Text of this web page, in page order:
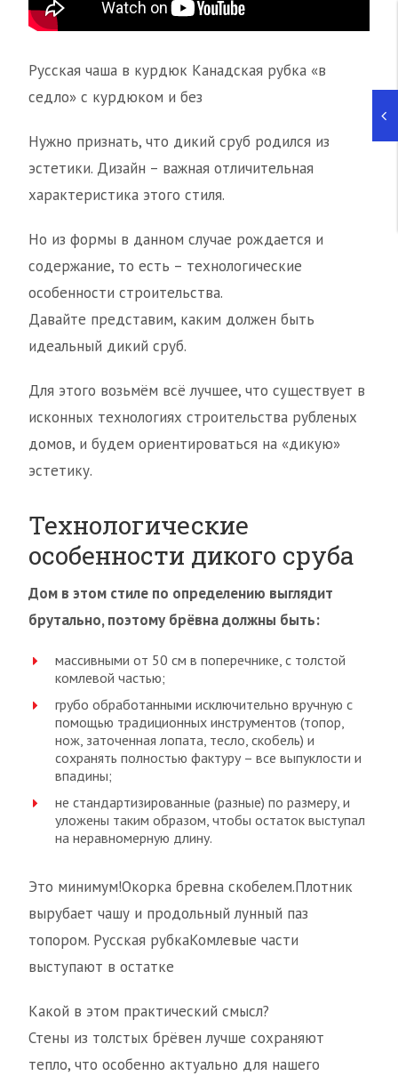
Русская чаша в курдюк Канадская рубка «в
седло» с курдюком и без
Нужно признать, что дикий сруб родился из
эстетики. Дизайн – важная отличительная
характеристика этого стиля.
Но из формы в данном случае рождается и
содержание, то есть – технологические
особенности строительства.
Давайте представим, каким должен быть
идеальный дикий сруб.
Для этого возьмём всё лучшее, что существует в
исконных технологиях строительства рубленых
домов, и будем ориентироваться на «дикую»
эстетику.
Технологические
особенности дикого сруба
Дом в этом стиле по определению выглядит
брутально, поэтому брёвна должны быть:
массивными от 50 см в поперечнике, с толстой
комлевой частью;
грубо обработанными исключительно вручную с
помощью традиционных инструментов (топор,
нож, заточенная лопата, тесло, скобель) и
сохранять полностью фактуру – все выпуклости и
впадины;
не стандартизированные (разные) по размеру, и
уложены таким образом, чтобы остаток выступал
на неравномерную длину.
Это минимум!Окорка бревна скобелем.Плотник
вырубает чашу и продольный лунный паз
топором. Русская рубкаКомлевые части
выступают в остатке
Какой в этом практический смысл?
Стены из толстых брёвен лучше сохраняют
тепло, что особенно актуально для нашего